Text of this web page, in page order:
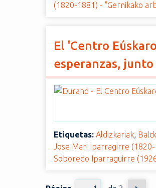
(1820-1881) - "Gernikako
El 'Centro
esperanzas,
Etiquetas: Aldizkariak,
Jose Mari Iparragirre
Soboredo Iparraguirre